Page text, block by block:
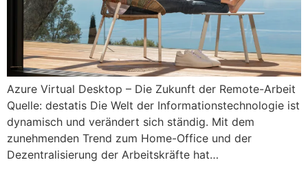
Azure Virtual Desktop – Die Zukunft der Remote-Arbeit
Quelle: destatis Die Welt der Informationstechnologie ist
dynamisch und verändert sich ständig. Mit dem
zunehmenden Trend zum Home-Office und der
Dezentralisierung der Arbeitskräfte hat…